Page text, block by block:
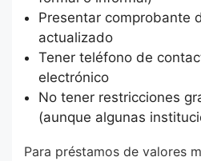
Presentar comprobante
actualizado
Tener teléfono de
electrónico
No tener restricciones
(aunque algunas
Para préstamos de valores